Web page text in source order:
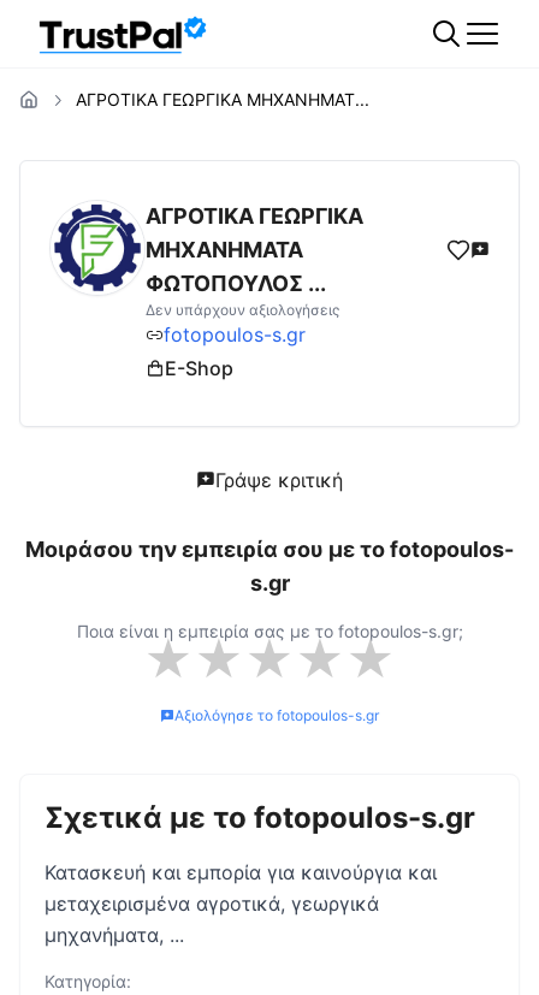
ΑΓΡΟΤΙΚΑ ΓΕΩΡΓΙΚΑ ΜΗΧΑΝΗΜΑΤ...
fotopoulos-s.grΑξιολογήσεις | Δες
ΑΓΡΟΤΙΚΑ ΓΕΩΡΓΙΚΑ
ΜΗΧΑΝΗΜΑΤΑ
ΦΩΤΟΠΟΥΛΟΣ ...
Δεν υπάρχουν αξιολογήσεις
fotopoulos-s.gr
E-Shop
Γράψε κριτική
Μοιράσου την εμπειρία σου με τοfotopoulos-
s.gr
Ποια είναι η εμπειρία σας με το fotopoulos-s.gr;
★★★★★
Αξιολόγησε το fotopoulos-s.gr
Σχετικά με το fotopoulos-s.gr
Κατασκευή και εμπορία για καινούργια και
μεταχειρισμένα αγροτικά, γεωργικά
μηχανήματα, ...
Κατηγορία: